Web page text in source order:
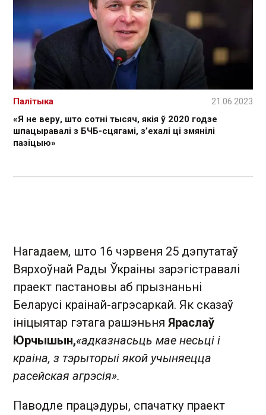
«Я не веру, што сотні тысяч, якія ў 2020 годзе
шпацыравалі з БЧБ-сцягамі, з’ехалі ці змянілі
пазіцыю»
Палітыка 21.06.2023
Нагадаем, што 16 чэрвеня 25 дэпутатаў
Вярхоўнай Рады Ўкраіны зарэгістравалі
праект пастановы аб прызнаньні
Беларусі краінай-агрэсаркай. Як сказаў
ініцыятар гэтага рашэньня Яраслаў
Юрчышын,«адказнасьць мае несьці і
краіна, з тэрыторыі якой учыняецца
расейская агрэсія».
Паводле працэдуры, спачатку праект